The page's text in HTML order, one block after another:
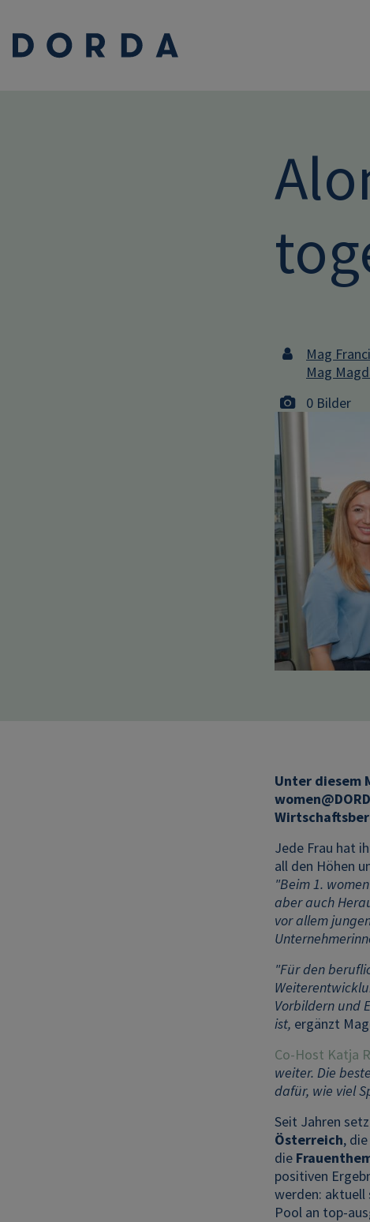
Mag
Mag
0 Bilder
Unter diesem
Jede Frau hat
all den Höhen
"Beim 1.
aber auch
vor allem
"Für den
Vorbildern und
ist, ergänzt
Co-Host Katja
weiter. Die
dafür, wie viel
Seit Jahren
Österreich,
die
positiven
werden: aktuell
Pool an top-